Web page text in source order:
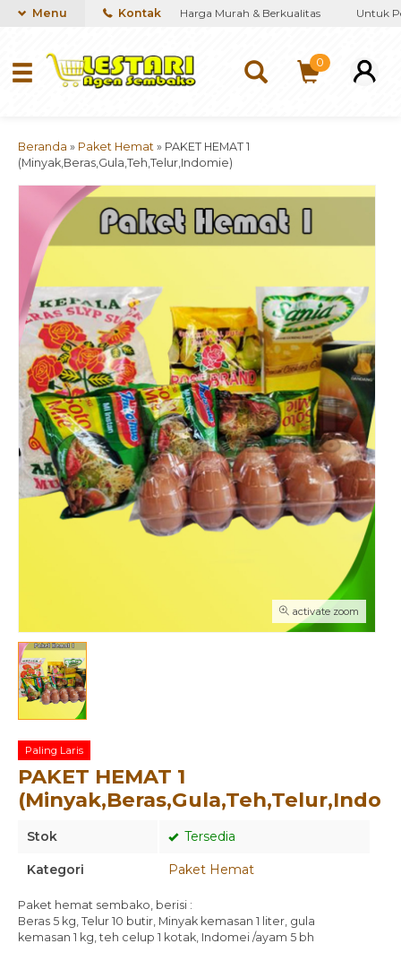
kebutuhan Sembako dengan Harga Murah & Berkualitas Untuk
Menu Kontak
0
Beranda » Paket Hemat » PAKET HEMAT 1
(Minyak,Beras,Gula,Teh,Telur,Indomie)
activate zoom
Paling Laris
PAKET HEMAT 1
Stok Tersedia
Kategori Paket Hemat
Paket hemat sembako, berisi :
Beras 5 kg, Telur 10 butir, Minyak kemasan 1 liter, gula
kemasan 1 kg, teh celup 1 kotak, Indomei /ayam 5 bh